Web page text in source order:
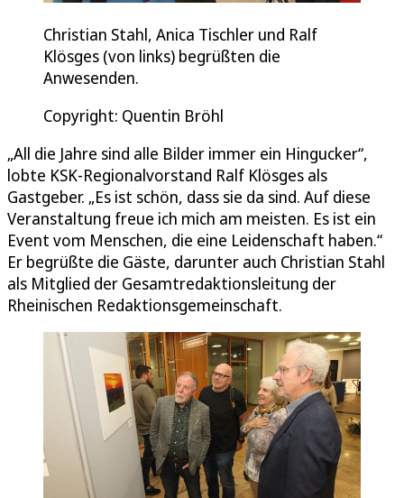
Christian Stahl, Anica Tischler und Ralf
Klösges (von links) begrüßten die
Anwesenden.
Copyright: Quentin Bröhl
„All die Jahre sind alle Bilder immer ein Hingucker“,
lobte KSK-Regionalvorstand Ralf Klösges als
Gastgeber. „Es ist schön, dass sie da sind. Auf diese
Veranstaltung freue ich mich am meisten. Es ist ein
Event vom Menschen, die eine Leidenschaft haben.“
Er begrüßte die Gäste, darunter auch Christian Stahl
als Mitglied der Gesamtredaktionsleitung der
Rheinischen Redaktionsgemeinschaft.